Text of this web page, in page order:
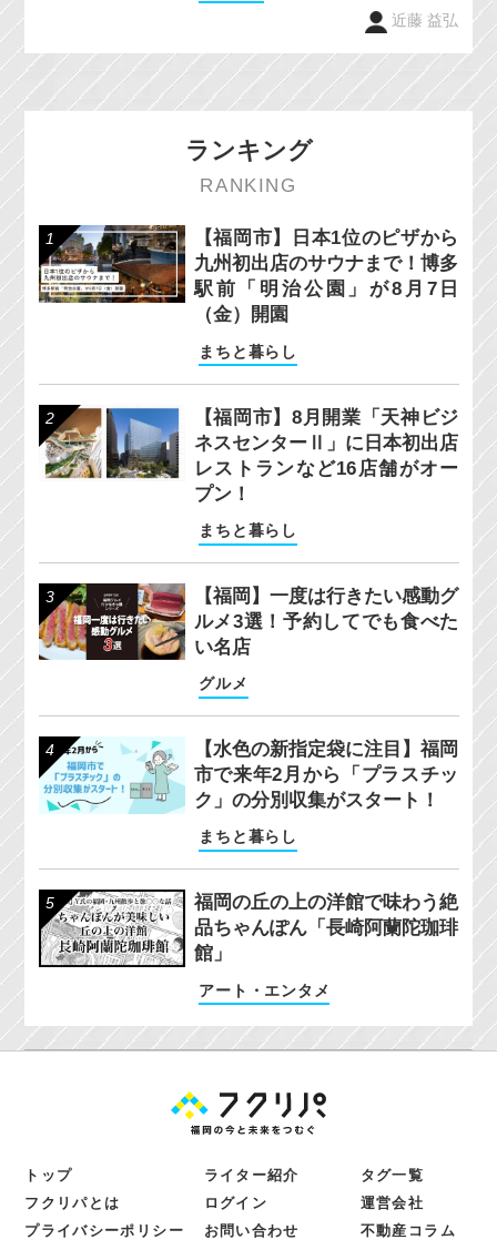
近藤 益弘
ランキング
RANKING
【福岡市】日本1位のピザから
九州初出店のサウナまで！博多
駅前「明治公園」が8月7日
（金）開園
まちと暮らし
【福岡市】8月開業「天神ビジ
ネスセンターⅡ」に日本初出店
レストランなど16店舗がオー
プン！
まちと暮らし
【福岡】一度は行きたい感動グ
ルメ3選！予約してでも食べた
い名店
グルメ
【水色の新指定袋に注目】福岡
市で来年2月から「プラスチッ
ク」の分別収集がスタート！
まちと暮らし
福岡の丘の上の洋館で味わう絶
品ちゃんぽん「長崎阿蘭陀珈琲
館」
アート・エンタメ
トップ ライター紹介
タグ一覧
フクリパとは
ログイン
運営会社
プライバシーポリシー
お問い合わせ 不動産コラム